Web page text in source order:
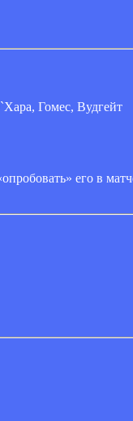
Гомес, Вудгейт
его в